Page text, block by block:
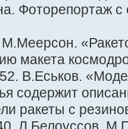
Фоторепортаж
макета
В.Еськов.
содержит
ракеты с